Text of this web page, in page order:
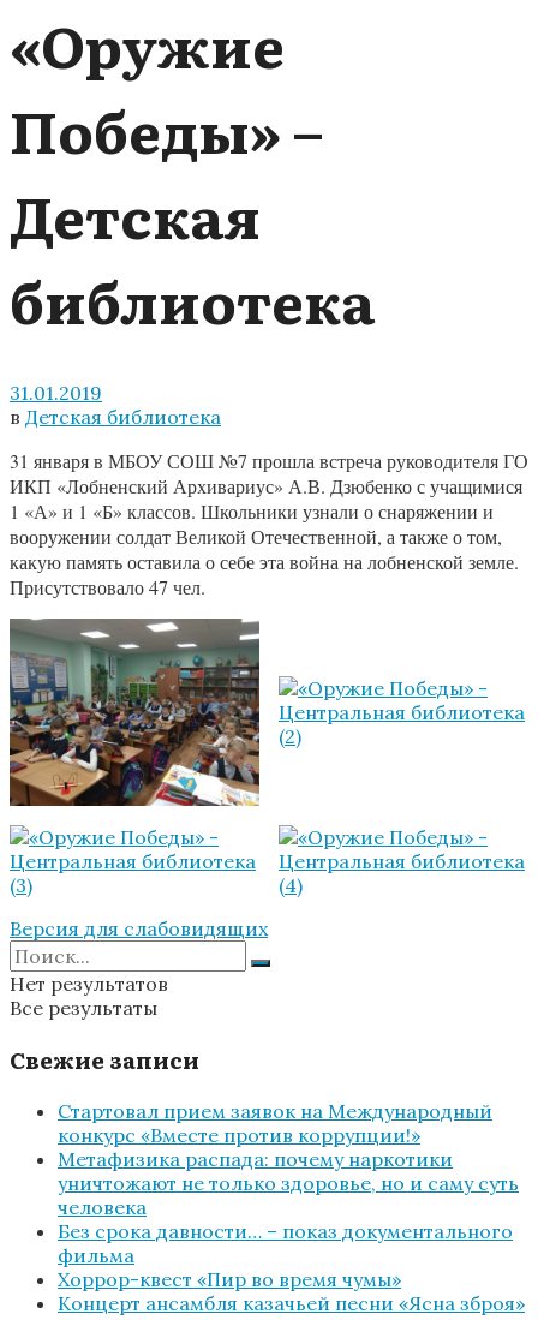
«Оружие
Победы» –
Детская
библиотека
31.01.2019
в Детская библиотека
31 января в МБОУ СОШ №7 прошла встреча руководителя ГО
ИКП «Лобненский Архивариус» А.В. Дзюбенко с учащимися
1 «А» и 1 «Б» классов. Школьники узнали о снаряжении и
вооружении солдат Великой Отечественной, а также о том,
какую память оставила о себе эта война на лобненской земле.
Присутствовало 47 чел.
Версия для слабовидящих
Нет результатов
Все результаты
Свежие записи
Стартовал прием заявок на Международный
конкурс «Вместе против коррупции!»
Метафизика распада: почему наркотики
уничтожают не только здоровье, но и саму суть
человека
Без срока давности… – показ документального
фильма
Хоррор-квест «Пир во время чумы»
Концерт ансамбля казачьей песни «Ясна зброя»